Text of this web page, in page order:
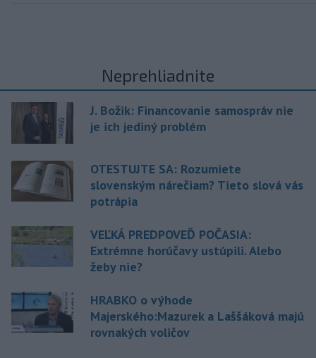
Neprehliadnite
J. Božik: Financovanie samospráv nie
je ich jediný problém
OTESTUJTE SA: Rozumiete
slovenským nárečiam? Tieto slová vás
potrápia
VEĽKÁ PREDPOVEĎ POČASIA:
Extrémne horúčavy ustúpili. Alebo
žeby nie?
HRABKO o výhode
Majerského:Mazurek a Laššáková majú
rovnakých voličov